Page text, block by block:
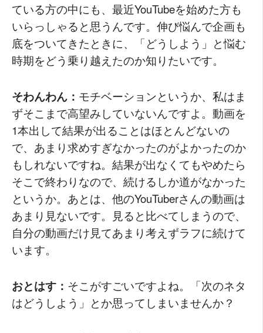
ている方の中にも、最近YouTubeを始めた方も
いらっしゃると思うんです。伸び悩んで企画も
底をついてきたときに、「どうしよう」と悩む
時期をどう乗り越えたのか知りたいです。
そわんわん： モチベーションというか、私はま
ずそこまで高望みしていないんですよ。動画を
1本出して結果が出ることはほとんどないの
で、あまり求めすぎなかったのがよかったのか
もしれないですね。結果が出なくてもやめたら
そこで終わりなので、続けるしか道がなかった
というか。あとは、他のYouTuberさんの動画は
あまり見ないです。見ると比べてしまうので、
自分の動画だけ見てあまり考えずラフに続けて
います。
おとはす： そこがすごいですよね。「次のネタ
はどうしよう」とか思ってしまいませんか？